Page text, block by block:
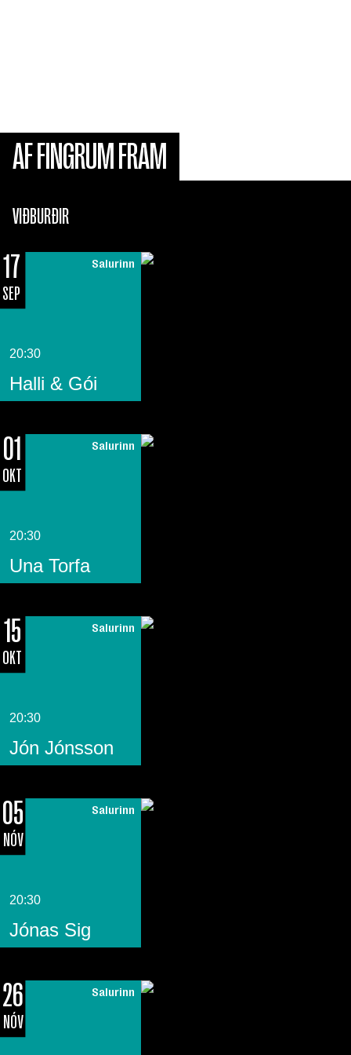
AF FINGRUM FRAM
VIÐBURÐIR
17
SEP
Salurinn
20:30
Halli & Gói
01
OKT
Salurinn
20:30
Una Torfa
15
OKT
Salurinn
20:30
Jón Jónsson
05
NÓV
Salurinn
20:30
Jónas Sig
26
NÓV
Salurinn